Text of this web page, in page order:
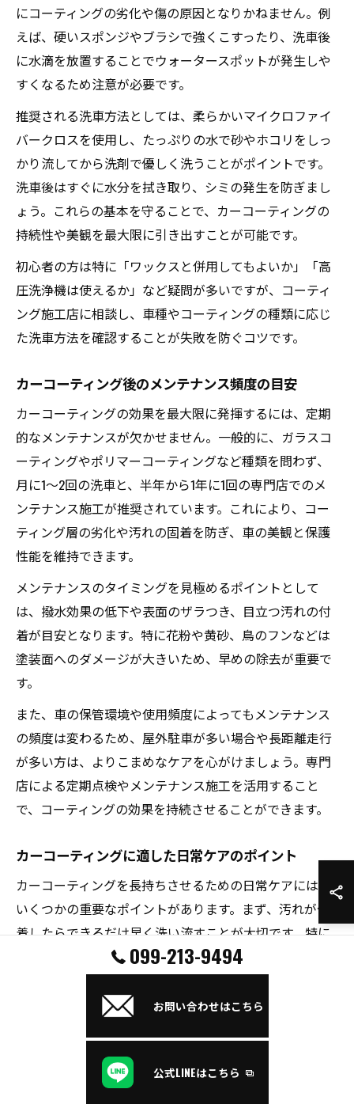
にコーティングの劣化や傷の原因となりかねません。例
えば、硬いスポンジやブラシで強くこすったり、洗車後
に水滴を放置することでウォータースポットが発生しや
すくなるため注意が必要です。
推奨される洗車方法としては、柔らかいマイクロファイ
バークロスを使用し、たっぷりの水で砂やホコリをしっ
かり流してから洗剤で優しく洗うことがポイントです。
洗車後はすぐに水分を拭き取り、シミの発生を防ぎまし
ょう。これらの基本を守ることで、カーコーティングの
持続性や美観を最大限に引き出すことが可能です。
初心者の方は特に「ワックスと併用してもよいか」「高
圧洗浄機は使えるか」など疑問が多いですが、コーティ
ング施工店に相談し、車種やコーティングの種類に応じ
た洗車方法を確認することが失敗を防ぐコツです。
カーコーティング後のメンテナンス頻度の目安
カーコーティングの効果を最大限に発揮するには、定期
的なメンテナンスが欠かせません。一般的に、ガラスコ
ーティングやポリマーコーティングなど種類を問わず、
月に1～2回の洗車と、半年から1年に1回の専門店でのメ
ンテナンス施工が推奨されています。これにより、コー
ティング層の劣化や汚れの固着を防ぎ、車の美観と保護
性能を維持できます。
メンテナンスのタイミングを見極めるポイントとして
は、撥水効果の低下や表面のザラつき、目立つ汚れの付
着が目安となります。特に花粉や黄砂、鳥のフンなどは
塗装面へのダメージが大きいため、早めの除去が重要で
す。
また、車の保管環境や使用頻度によってもメンテナンス
の頻度は変わるため、屋外駐車が多い場合や長距離走行
が多い方は、よりこまめなケアを心がけましょう。専門
店による定期点検やメンテナンス施工を活用すること
で、コーティングの効果を持続させることができます。
カーコーティングに適した日常ケアのポイント
カーコーティングを長持ちさせるための日常ケアには、
いくつかの重要なポイントがあります。まず、汚れが付
着したらできるだけ早く洗い流すことが大切です。特に
鳥のフンや樹液、虫の死骸などは、時間が経つほど塗装
やコーティング層にダメージを与えやすくなります。
また、洗車時には中性洗剤を使用し、コーティングに適
した専用シャンプーやクリーナーを選ぶとより安心で
す。拭き上げの際も、摩擦が少なく吸水性の高いクロス
を使い、ボディを優しく扱うことがポイントです。これ
099-213-9494
お問い合わせはこちら
公式LINEはこちら